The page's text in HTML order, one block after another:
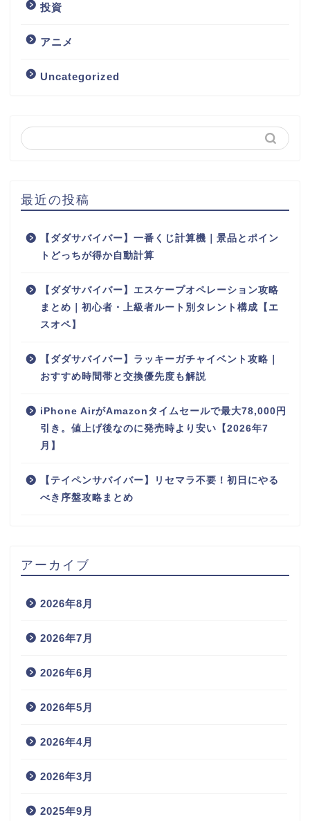
投資
アニメ
Uncategorized
最近の投稿
【ダダサバイバー】一番くじ計算機｜景品とポイン
トどっちが得か自動計算
【ダダサバイバー】エスケープオペレーション攻略
まとめ｜初心者・上級者ルート別タレント構成【エ
スオペ】
【ダダサバイバー】ラッキーガチャイベント攻略｜
おすすめ時間帯と交換優先度も解説
iPhone AirがAmazonタイムセールで最大78,000円
引き。値上げ後なのに発売時より安い【2026年7
月】
【テイペンサバイバー】リセマラ不要！初日にやる
べき序盤攻略まとめ
アーカイブ
2026年8月
2026年7月
2026年6月
2026年5月
2026年4月
2026年3月
2025年9月